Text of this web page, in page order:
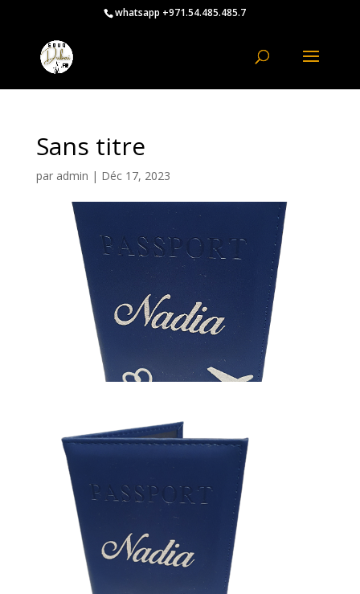
whatsapp +971.54.485.485.7
Sans titre
par admin | Déc 17, 2023